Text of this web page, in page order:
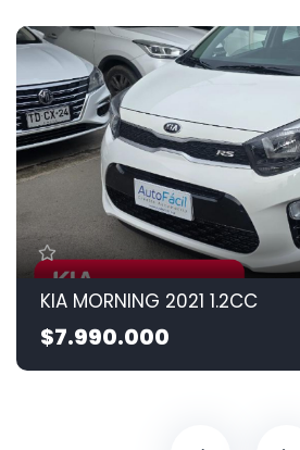
KIA MORNING 2021 1.2CC
$7.990.000